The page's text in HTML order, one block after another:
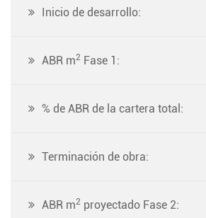
Inicio de desarrollo:
ABR m2 Fase 1:
% de ABR de la cartera total:
Terminación de obra:
ABR m2 proyectado Fase 2: